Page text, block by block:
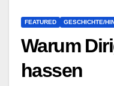
FEATURED GESCHICHTE/
Warum
hassen